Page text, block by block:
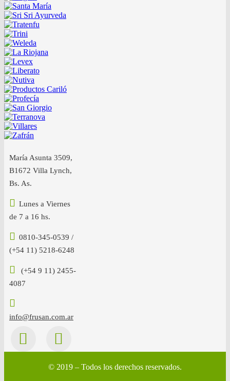
María Asunta 3509,
B1672 Villa Lynch,
Bs. As.
Lunes a Viernes
de 7 a 16 hs.
0810-345-0539 /
(+54 11) 5218-6248
(+54 9 11) 2455-
4087
info@frusan.com.ar
© 2019 – Todos los derechos reservados.